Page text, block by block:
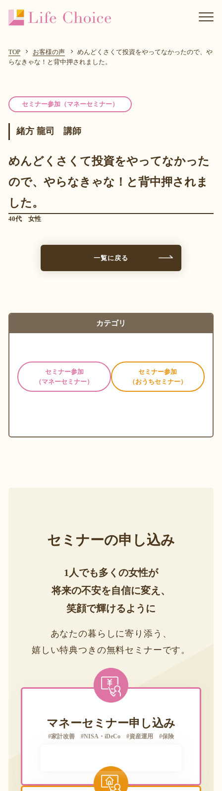
TOP お客様の声
めんどくさくて投資をやってなかったので、や
らなきゃな！と背中押されました。
セミナー参加（マネーセミナー）
緒方 龍司 講師
めんどくさくて投資をやってなかった
ので、やらなきゃな！と背中押されま
した。
40代 女性
一覧に戻る
カテゴリ
セミナー参加
（マネーセミナー）
セミナー参加
（おうちセミナー）
セミナーの申し込み
1人でも多くの女性が
将来の不安を自信に変え、
笑顔で輝けるように
あなたの暮らしに寄り添う、
嬉しい特典つきの無料セミナーです。
マネーセミナー申し込み
#家計改善 #NISA・iDeCo #資産運用 #保険